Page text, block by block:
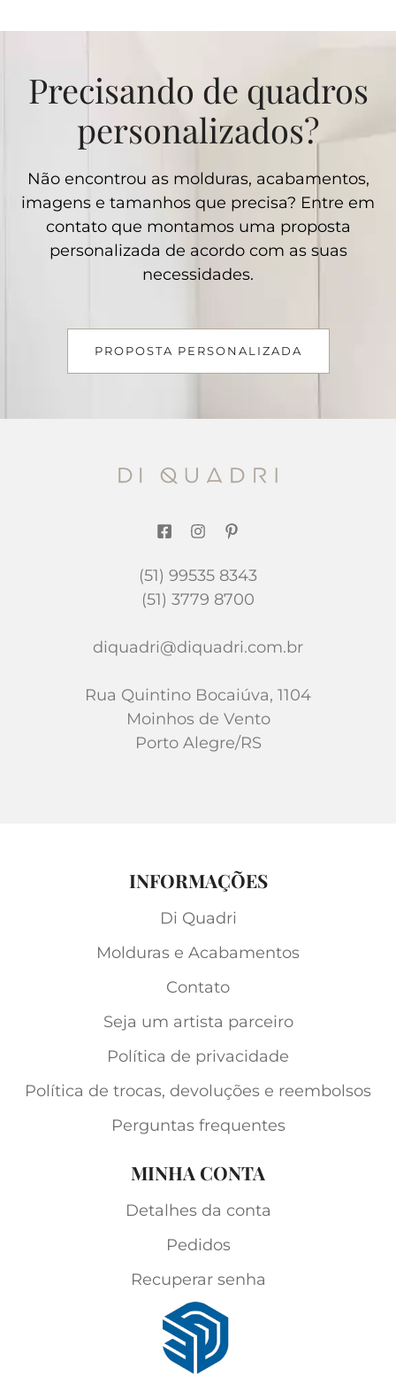
Precisando de quadros
personalizados?
Não encontrou as molduras, acabamentos,
imagens e tamanhos que precisa? Entre em
contato que montamos uma proposta
personalizada de acordo com as suas
necessidades.
PROPOSTA PERSONALIZADA
(51) 99535 8343
(51) 3779 8700
diquadri@diquadri.com.br
Rua Quintino Bocaiúva, 1104
Moinhos de Vento
Porto Alegre/RS
INFORMAÇÕES
Di Quadri
Molduras e Acabamentos
Contato
Seja um artista parceiro
Política de privacidade
Política de trocas, devoluções e reembolsos
Perguntas frequentes
MINHA CONTA
Detalhes da conta
Pedidos
Recuperar senha